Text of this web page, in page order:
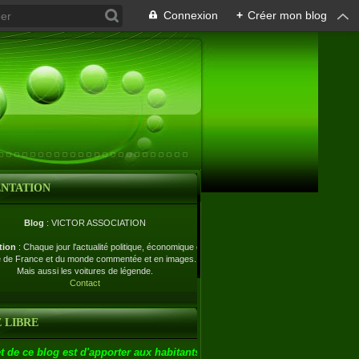
Connexion + Créer mon blog
Blog : VICTOR ASSOCIATION
: Chaque jour l'actualité politique, économique et
de France et du monde commentée et en images.
Mais aussi les voitures de légende.
Contact
LIBRE
de ce blog est d'apporter aux habitants